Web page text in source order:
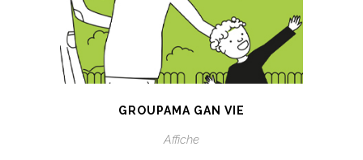
GROUPAMA GAN VIE
Affiche